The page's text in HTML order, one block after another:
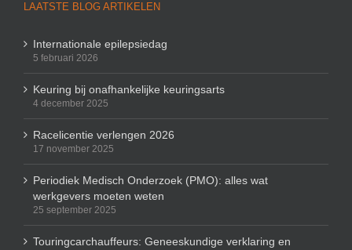
LAATSTE BLOG ARTIKELEN
Internationale epilepsiedag
5 februari 2026
Keuring bij onafhankelijke keuringsarts
4 december 2025
Racelicentie verlengen 2026
17 november 2025
Periodiek Medisch Onderzoek (PMO): alles wat
werkgevers moeten weten
25 september 2025
Touringcarchauffeurs: Geneeskundige verklaring en